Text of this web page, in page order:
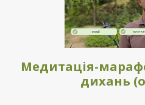
Медитація-
дихань